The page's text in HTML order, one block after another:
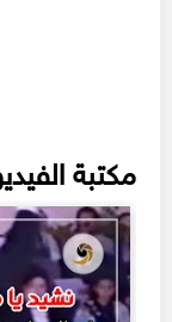
مكتبة الفيديو